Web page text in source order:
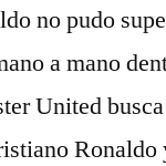
no pudo
a mano
United
Ronaldo